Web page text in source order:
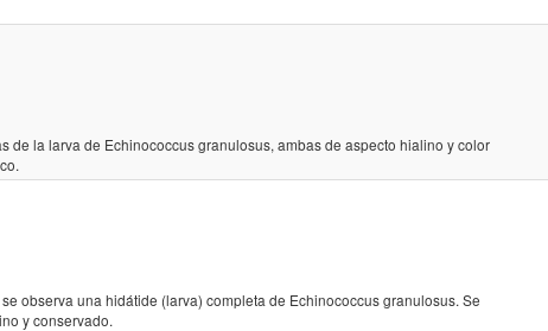
de la larva de Echinococcus granulosus, ambas de aspecto hialino y color
observa una hidátide (larva) completa de Echinococcus granulosus. Se
y conservado.